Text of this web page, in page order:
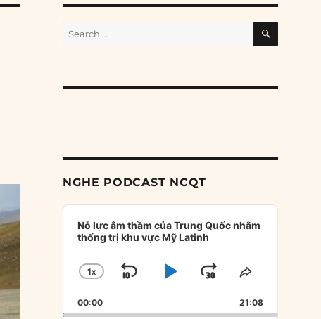
Search
for:
SEARCH
NGHE PODCAST NCQT
Audio
Player
Nỗ lực âm thầm của Trung Quốc nhằm
thống trị khu vực Mỹ Latinh
CHANGE
RATE
1X
SKIP
BACKWARD
PLAYJUMP
FORWARD
SHARE
EPISODE
00:00 21:08